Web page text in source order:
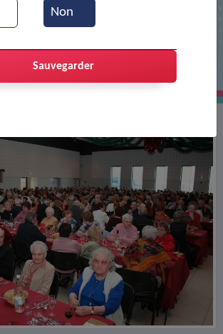
Non
Sauvegarder